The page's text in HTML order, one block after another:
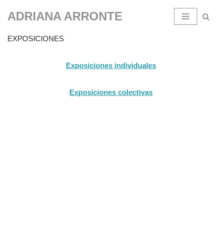
al
ADRIANA ARRONTE
EXPOSICIONES
Exposiciones individuales
Exposiciones colectivas